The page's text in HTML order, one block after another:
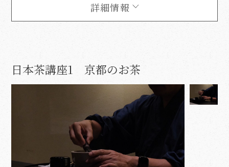
詳細情報
日本茶講座1 京都のお茶